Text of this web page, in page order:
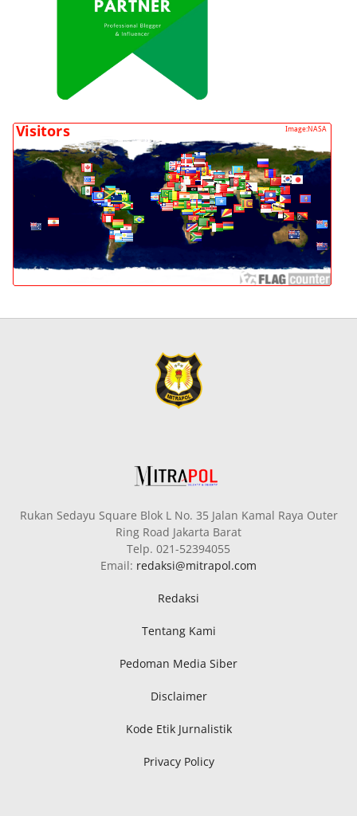
Rukan Sedayu Square Blok L No. 35 Jalan Kamal Raya Outer
Ring Road Jakarta Barat
Telp. 021-52394055
Email: redaksi@mitrapol.com
Redaksi
Tentang Kami
Pedoman Media Siber
Disclaimer
Kode Etik Jurnalistik
Privacy Policy